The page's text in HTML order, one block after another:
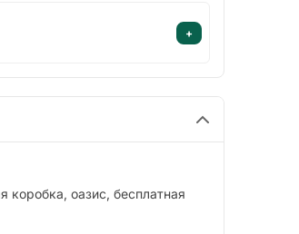
+
коробка, оазис, бесплатная